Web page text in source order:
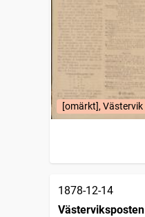
[omärkt], Västervik
1878-12-14
Västerviksposten